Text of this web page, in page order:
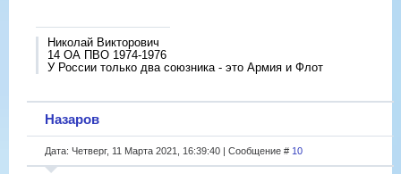
Николай Викторович
14 ОА ПВО 1974-1976
У России только два союзника - это Армия и Флот
Назаров
Дата: Четверг, 11 Марта 2021, 16:39:40 | Сообщение # 10